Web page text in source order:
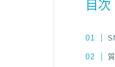
目次